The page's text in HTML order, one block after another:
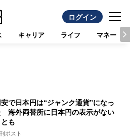
ログイン
キャリア ライフ マネー
安で日本円は“ジャンク通貨”になっ
海外両替所に日本円の表示がない
も
ポスト